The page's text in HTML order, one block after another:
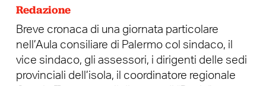
Redazione
Breve cronaca di una giornata particolare
nell’Aula consiliare di Palermo col sindaco, il
vice sindaco, gli assessori, i dirigenti delle sedi
provinciali dell’isola, il coordinatore regionale